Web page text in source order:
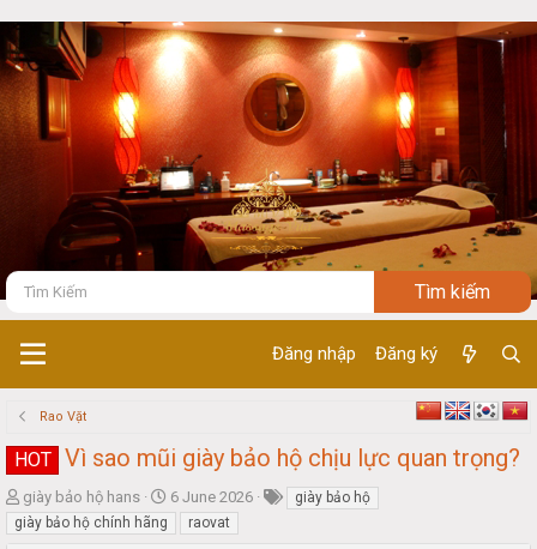
Đăng nhập Đăng ký
Rao Vặt
HOT Vì sao mũi giày bảo hộ chịu lực quan trọng?
T
h
r
giày bảo hộ hans
S
t
a
6 June 2026
giày bảo hộ
giày bảo hộ chính hãng
raovat